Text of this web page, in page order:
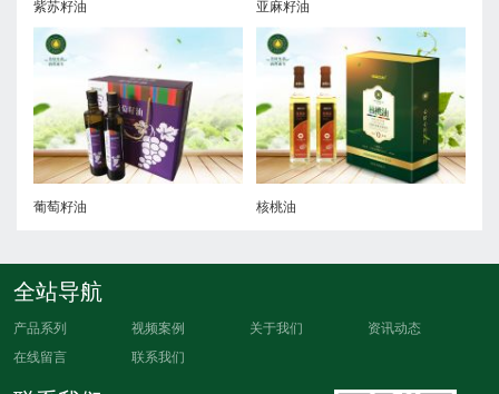
紫苏籽油 亚麻籽油
葡萄籽油 核桃油
全站导航
产品系列 视频案例 关于我们
资讯动态
在线留言
联系我们